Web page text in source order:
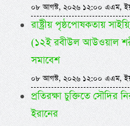
০৮ আগস্ট, ২০২৬ ১২:০০ এএম,
রাষ্ট্রীয় পৃষ্ঠপোষকতায়
(১২ই রবীউল আউওয়াল
সমাবেশ
০৮ আগস্ট, ২০২৬ ১২:০০ এএম,
প্রতিরক্ষা চুক্তিতে সৌদির
ইরানের